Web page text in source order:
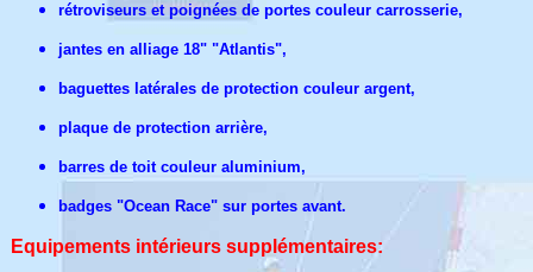
rétroviseurs et poignées de portes couleur carrosserie,
jantes en alliage 18" "Atlantis",
baguettes latérales de protection couleur argent,
plaque de protection arrière,
barres de toit couleur aluminium,
badges "Ocean Race" sur portes avant.
Equipements intérieurs supplémentaires: